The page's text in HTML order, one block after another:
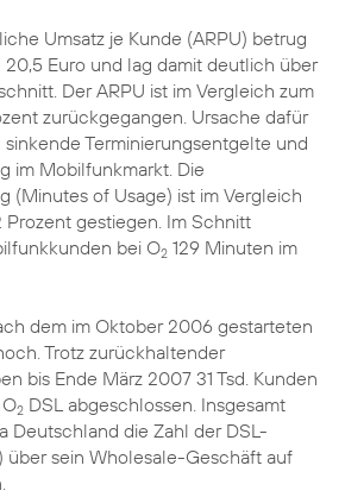
Umsatz je Kunde (ARPU) betrug
20,5 Euro und lag damit deutlich über
Der ARPU ist im Vergleich zum
zurückgegangen. Ursache dafür
sinkende Terminierungsentgelte und
im Mobilfunkmarkt. Die
(Minutes of Usage) ist im Vergleich
Prozent gestiegen. Im Schnitt
bei O2 129 Minuten im
dem im Oktober 2006 gestarteten
Trotz zurückhaltender
bis Ende März 2007 31 Tsd. Kunden
2 DSL abgeschlossen. Insgesamt
Deutschland die Zahl der DSL-
über sein Wholesale-Geschäft auf